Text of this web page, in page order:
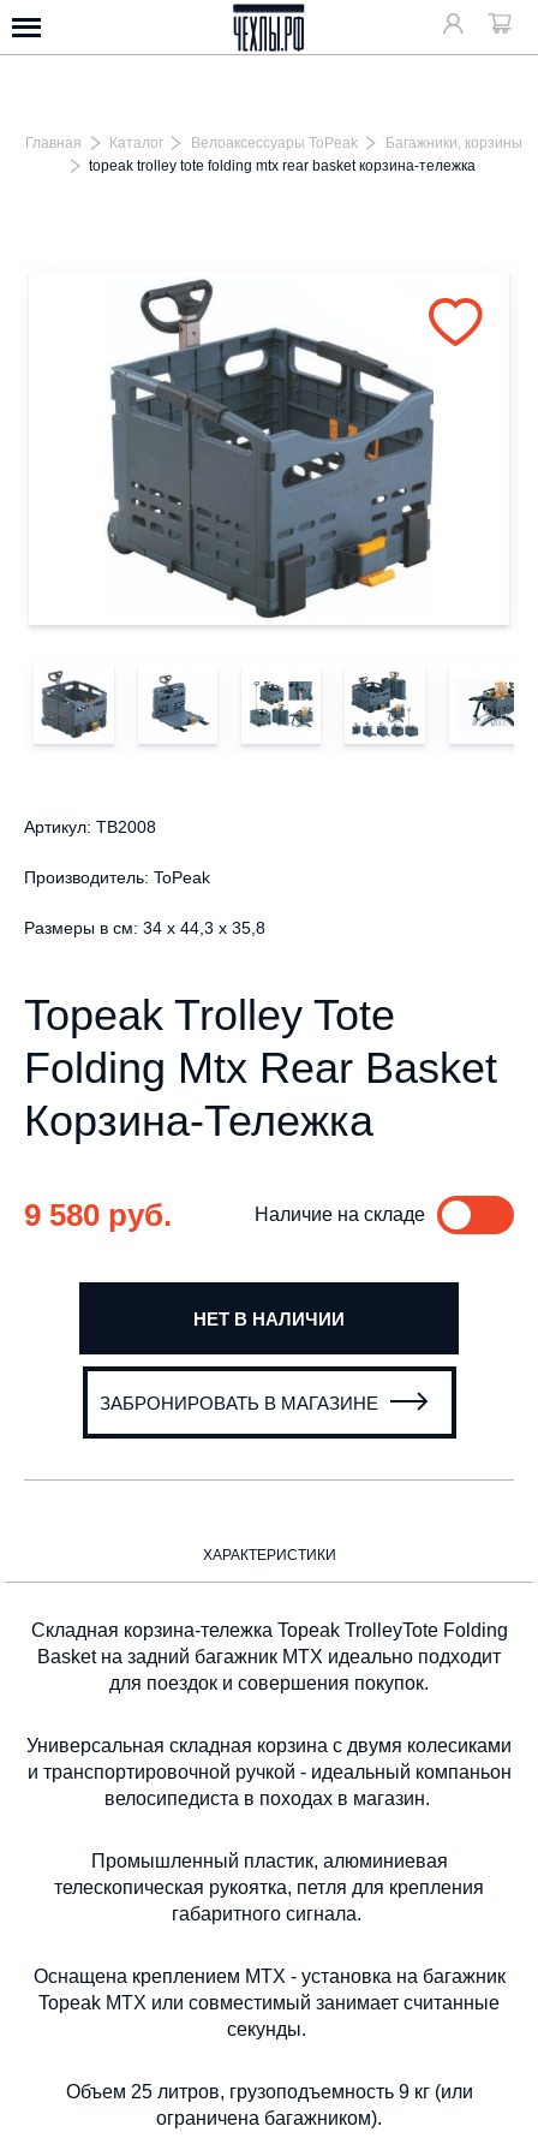
Главная Каталог Велоаксессуары ToPeak
Багажники, корзины
topeak trolley tote folding mtx rear basket корзина-тележка
Артикул: TB2008
Производитель: ToPeak
Размеры в см: 34 x 44,3 x 35,8
Topeak Trolley Tote
Folding Mtx Rear Basket
Корзина-Тележка
9 580 руб. Наличие на складе
НЕТ В НАЛИЧИИ
ЗАБРОНИРОВАТЬ В МАГАЗИНЕ
ХАРАКТЕРИСТИКИ
Складная корзина-тележка Topeak TrolleyTote Folding
Basket на задний багажник MTX идеально подходит
для поездок и совершения покупок.
Универсальная складная корзина с двумя колесиками
и транспортировочной ручкой - идеальный компаньон
велосипедиста в походах в магазин.
Промышленный пластик, алюминиевая
телескопическая рукоятка, петля для крепления
габаритного сигнала.
Оснащена креплением MTX - установка на багажник
Topeak MTX или совместимый занимает считанные
секунды.
Объем 25 литров, грузоподъемность 9 кг (или
ограничена багажником).